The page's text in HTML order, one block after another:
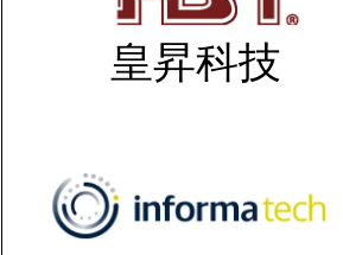
皇昇科技